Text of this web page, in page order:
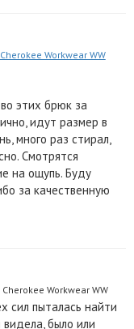
Workwear WW
этих брюк за
идут размер в
много раз стирал,
Смотрятся
на ощупь. Буду
за качественную
Workwear WW
сил пыталась найти
было или